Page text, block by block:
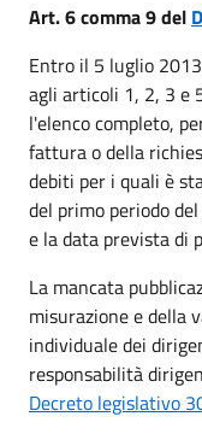
Art. 6 comma 9 del
Entro il 5 luglio
agli articoli 1, 2, 3 e
l'elenco completo,
fattura o della
debiti per i quali è
del primo periodo
e la data prevista di
La mancata
misurazione e della
individuale dei
responsabilità
Decreto legislativo